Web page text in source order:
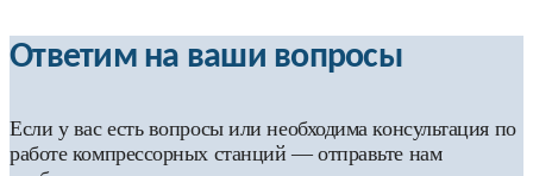
Ответим на ваши вопросы
Если у вас есть вопросы или необходима консультация по
работе компрессорных станций — отправьте нам